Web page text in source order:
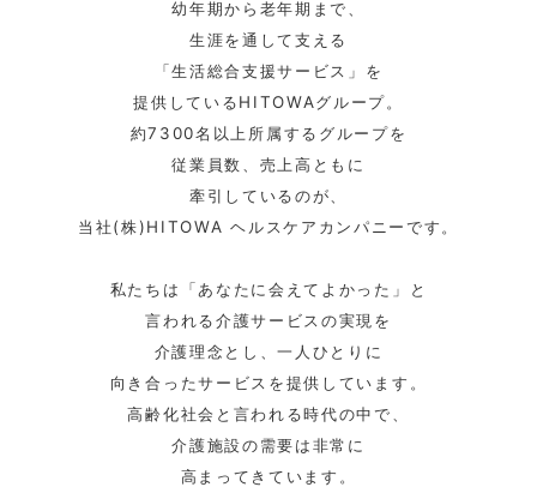
幼年期から老年期まで、
生涯を通して支える
「生活総合支援サービス」を
提供しているHITOWAグループ。
約7300名以上所属するグループを
従業員数、売上高ともに
牽引しているのが、
当社(株)HITOWA ヘルスケアカンパニーです。
私たちは「あなたに会えてよかった」と
言われる介護サービスの実現を
介護理念とし、一人ひとりに
向き合ったサービスを提供しています。
高齢化社会と言われる時代の中で、
介護施設の需要は非常に
高まってきています。